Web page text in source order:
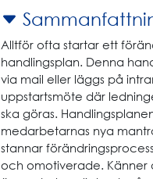
Alltför ofta startar ett
handlingsplan. Denna
via mail eller läggs på
uppstartsmöte där
ska göras.
medarbetarnas nya
stannar
och omotiverade. Känner